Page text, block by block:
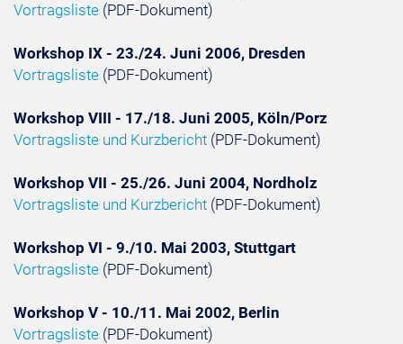
Vortragsliste (PDF-Dokument)
Workshop IX - 23./24. Juni 2006, Dresden
Vortragsliste (PDF-Dokument)
Workshop VIII - 17./18. Juni 2005, Köln/Porz
Vortragsliste und Kurzbericht (PDF-Dokument)
Workshop VII - 25./26. Juni 2004, Nordholz
Vortragsliste und Kurzbericht (PDF-Dokument)
Workshop VI - 9./10. Mai 2003, Stuttgart
Vortragsliste (PDF-Dokument)
Workshop V - 10./11. Mai 2002, Berlin
Vortragsliste (PDF-Dokument)